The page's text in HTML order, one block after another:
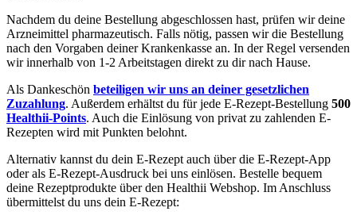
Nachdem du deine Bestellung abgeschlossen hast, prüfen wir deine
Arzneimittel pharmazeutisch. Falls nötig, passen wir die Bestellung
nach den Vorgaben deiner Krankenkasse an. In der Regel versenden
wir innerhalb von 1-2 Arbeitstagen direkt zu dir nach Hause.
Als Dankeschön beteiligen wir uns an deiner gesetzlichen
Zuzahlung. Außerdem erhältst du für jede E-Rezept-Bestellung 500
Healthii-Points. Auch die Einlösung von privat zu zahlenden E-
Rezepten wird mit Punkten belohnt.
Alternativ kannst du dein E-Rezept auch über die E-Rezept-App
oder als E-Rezept-Ausdruck bei uns einlösen. Bestelle bequem
deine Rezeptprodukte über den Healthii Webshop. Im Anschluss
übermittelst du uns dein E-Rezept: